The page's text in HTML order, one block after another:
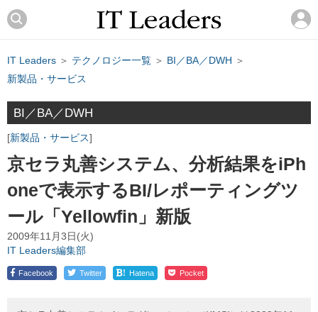
IT Leaders ＞ テクノロジー一覧 ＞ BI／BA／DWH ＞
新製品・サービス
BI／BA／DWH
新製品・サービス
京セラ丸善システム、分析結果をiPh
oneで表示するBI/レポーティングツ
ール「Yellowfin」新版
2009年11月3日(火)
IT Leaders編集部
Facebook Twitter ! Hatena Pocket